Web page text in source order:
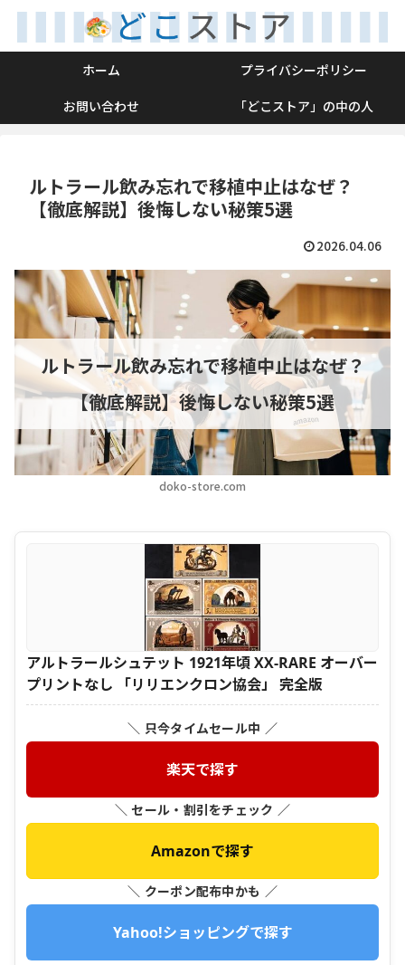
ホーム
プライバシーポリシー
お問い合わせ
「どこストア」の中の人
ルトラール飲み忘れで移植中止はなぜ？
【徹底解説】後悔しない秘策5選
2026.04.06
doko-store.com
ルトラール飲み忘れで移植中止はなぜ？
【徹底解説】後悔しない秘策5選
アルトラールシュテット 1921年頃 XX-RARE オーバー
プリントなし 「リリエンクロン協会」 完全版
＼ 只今タイムセール中 ／
楽天で探す
＼ セール・割引をチェック ／
Amazonで探す
＼ クーポン配布中かも ／
Yahoo!ショッピングで探す